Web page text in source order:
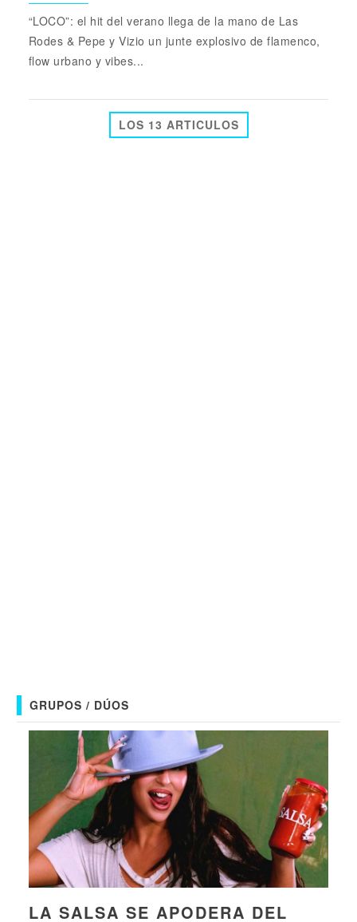
“LOCO”: el hit del verano llega de la mano de Las
Rodes & Pepe y Vizio un junte explosivo de flamenco,
flow urbano y vibes...
LOS 13 ARTICULOS
GRUPOS / DÚOS
LA SALSA SE APODERA DEL